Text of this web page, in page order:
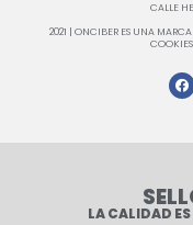
CALLE
2021 | ONCIBER ES UNA MARCA
COOKIES
LA CALIDAD